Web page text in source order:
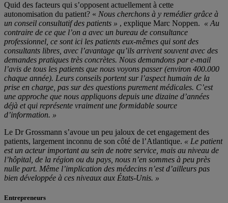
Quid des facteurs qui s’opposent actuellement à cette
autonomisation du patient? « Nous cherchons à y remédier grâce à
un conseil consultatif des patients » , explique Marc Noppen. « Au
contraire de ce que l’on a avec un bureau de consultance
professionnel, ce sont ici les patients eux-mêmes qui sont des
consultants libres, avec l’avantage qu’ils arrivent souvent avec des
demandes pratiques très concrètes. Nous demandons par e-mail
l’avis de tous les patients que nous voyons passer (environ 400.000
chaque année). Leurs conseils portent sur l’aspect humain de la
prise en charge, pas sur des questions purement médicales. C’est
une approche que nous appliquons depuis une dizaine d’années
déjà et qui représente vraiment une formidable source
d’information. »
Le Dr Grossmann s’avoue un peu jaloux de cet engagement des
patients, largement inconnu de son côté de l’Atlantique. « Le patient
est un acteur important au sein de notre service, mais au niveau de
l’hôpital, de la région ou du pays, nous n’en sommes à peu près
nulle part. Même l’implication des médecins n’est d’ailleurs pas
bien développée à ces niveaux aux États-Unis. »
Entrepreneurs